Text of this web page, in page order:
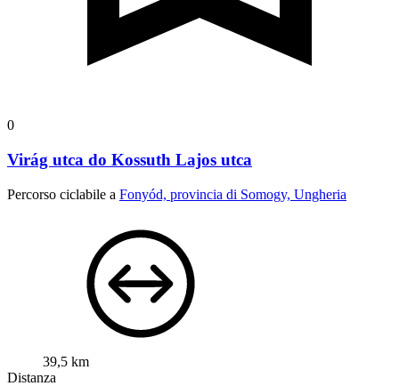
0
Virág utca do Kossuth Lajos utca
Percorso ciclabile a Fonyód, provincia di Somogy, Ungheria
39,5 km
Distanza